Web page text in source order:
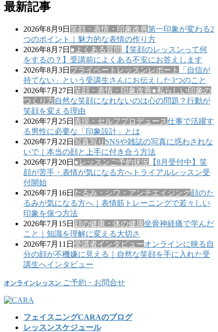
最新記事
2026年8月9日 笑顔・表情・印象改善第一印象が変わる2
つのポイント｜魅力的な表情の作り方
2026年8月7日 ●よくある質問
【笑顔のレッスンって何
をするの？】受講前によくある不安にお答えします
2026年8月3日 プライベートレッスンレポート
「自信が
持てない」という受講生さんにお伝えした3つのこと
2026年7月27日 笑顔・表情・印象改善●私らしい印象の
つくり方自然な笑顔になれないのは心の問題？行動が
笑顔を変える理由
2026年7月25日 表現・セルフプロデュース仕事で活躍す
る男性に必要な「印象設計」とは
2026年7月22日 写真写り SNSや雑誌の写真に惑わされな
いで｜本当の顔と上手に付き合う方法
2026年7月20日 ●レッスンご予約状況
【8月受付中】笑
顔が苦手・表情が気になる方へトライアルレッスン受
付開始
2026年7月16日 たるみ・シワ・アンチエイジング顔のた
るみが気になる方へ｜表情筋トレーニングで若々しい
印象を保つ方法
2026年7月15日 顔の健康・体の健康坐骨神経痛で学んだ
こと｜知識を理解に変える大切さ
2026年7月11日 受講者インタビューオンラインに映る自
分の顔が不機嫌に見える｜自然な笑顔を手に入れた受
講生へインタビュー
オンラインレッスン ご予約・お問合せ
フェイスニングCARAのブログ
レッスンスケジュール